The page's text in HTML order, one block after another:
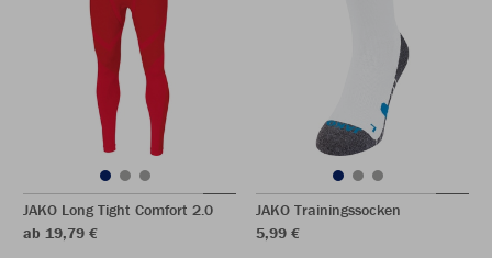
JAKO Long Tight Comfort 2.0
ab 19,79 €
JAKO Trainingssocken
5,99 €